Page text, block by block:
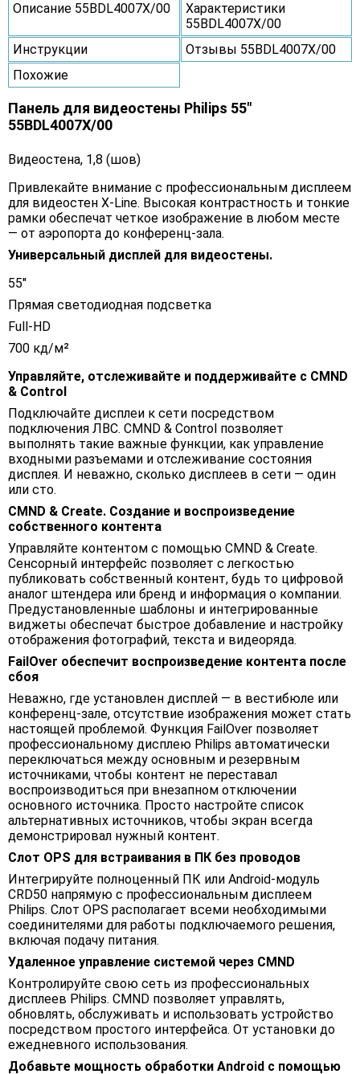
Описание 55BDL4007X/00
Характеристики
55BDL4007X/00
Инструкции
Отзывы 55BDL4007X/00
Похожие
Панель для видеостены Philips 55"
55BDL4007X/00
Видеостена, 1,8 (шов)
Привлекайте внимание с профессиональным дисплеем
для видеостен X-Line. Высокая контрастность и тонкие
рамки обеспечат четкое изображение в любом месте
— от аэропорта до конференц-зала.
Универсальный дисплей для видеостены.
55"
Прямая светодиодная подсветка
Full-HD
700 кд/м²
Управляйте, отслеживайте и поддерживайте с CMND
& Control
Подключайте дисплеи к сети посредством
подключения ЛВС. CMND & Control позволяет
выполнять такие важные функции, как управление
входными разъемами и отслеживание состояния
дисплея. И неважно, сколько дисплеев в сети — один
или сто.
CMND & Create. Создание и воспроизведение
собственного контента
Управляйте контентом с помощью CMND & Create.
Сенсорный интерфейс позволяет с легкостью
публиковать собственный контент, будь то цифровой
аналог штендера или бренд и информация о компании.
Предустановленные шаблоны и интегрированные
виджеты обеспечат быстрое добавление и настройку
отображения фотографий, текста и видеоряда.
FailOver обеспечит воспроизведение контента после
сбоя
Неважно, где установлен дисплей — в вестибюле или
конференц-зале, отсутствие изображения может стать
настоящей проблемой. Функция FailOver позволяет
профессиональному дисплею Philips автоматически
переключаться между основным и резервным
источниками, чтобы контент не переставал
воспроизводиться при внезапном отключении
основного источника. Просто настройте список
альтернативных источников, чтобы экран всегда
демонстрировал нужный контент.
Слот OPS для встраивания в ПК без проводов
Интегрируйте полноценный ПК или Android-модуль
CRD50 напрямую с профессиональным дисплеем
Philips. Слот OPS располагает всеми необходимыми
соединителями для работы подключаемого решения,
включая подачу питания.
Удаленное управление системой через CMND
Контролируйте свою сеть из профессиональных
дисплеев Philips. CMND позволяет управлять,
обновлять, обслуживать и использовать устройство
посредством простого интерфейса. От установки до
ежедневного использования.
Добавьте мощность обработки Android с помощью